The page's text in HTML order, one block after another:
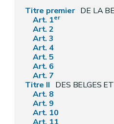
Titre premier DE LA BELGIQUE
Art. 1er
Art. 2
Art. 3
Art. 4
Art. 5
Art. 6
Art. 7
Titre II DES BELGES
Art. 8
Art. 9
Art. 10